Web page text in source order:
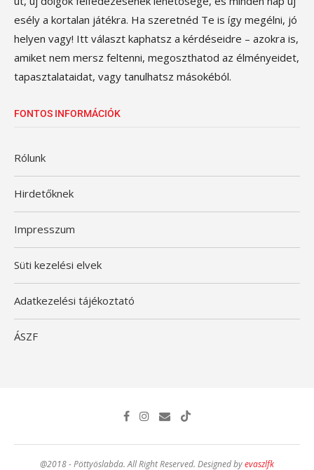
esély a kortalan játékra. Ha szeretnéd Te is így megélni, jó
helyen vagy! Itt választ kaphatsz a kérdéseidre – azokra is,
amiket nem mersz feltenni, megoszthatod az élményeidet,
tapasztalataidat, vagy tanulhatsz másokéból.
FONTOS INFORMÁCIÓK
Rólunk
Hirdetőknek
Impresszum
Süti kezelési elvek
Adatkezelési tájékoztató
ÁSZF
@2018 - Pöttyöslabda. All Right Reserved. Designed byevaszlfk